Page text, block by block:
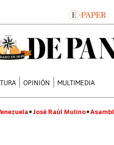
OPINIÓN MULTIMEDIA
José Raúl Mulino